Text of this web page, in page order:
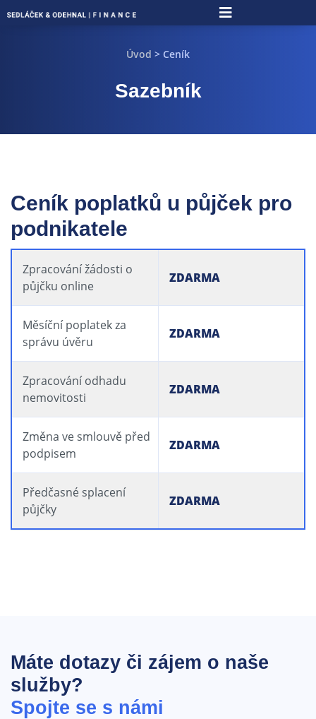
Úvod > Ceník
Sazebník
Ceník poplatků u půjček pro
podnikatele
Zpracování žádosti o
půjčku online
ZDARMA
Měsíční poplatek za
správu úvěru
ZDARMA
Zpracování odhadu
nemovitosti
ZDARMA
Změna ve smlouvě před
podpisem
ZDARMA
Předčasné splacení
půjčky
ZDARMA
Máte dotazy či zájem o naše
služby?
Spojte se s námi